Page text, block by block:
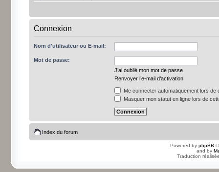
Connexion
Nom d'utilisateur ou E-mail:
Mot de passe:
J’ai oublié mon mot de passe
Renvoyer l’e-mail d’activation
Me connecter automatiquement lors de
Masquer mon statut en ligne lors de
Index du forum
Powered by phpBB
and by
Traduction